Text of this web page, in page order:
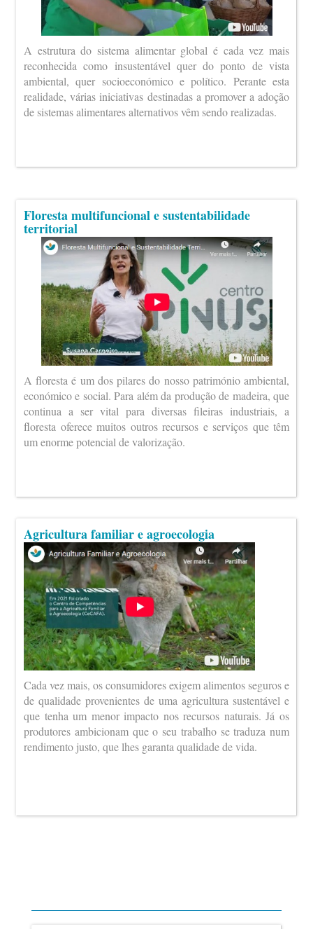
A estrutura do sistema alimentar global é cada vez mais
reconhecida como insustentável quer do ponto de vista
ambiental, quer socioeconómico e político. Perante esta
realidade, várias iniciativas destinadas a promover a adoção
de sistemas alimentares alternativos vêm sendo realizadas.
Floresta multifuncional e sustentabilidade
territorial
A floresta é um dos pilares do nosso património ambiental,
económico e social. Para além da produção de madeira, que
continua a ser vital para diversas fileiras industriais, a
floresta oferece muitos outros recursos e serviços que têm
um enorme potencial de valorização.
Agricultura familiar e agroecologia
Cada vez mais, os consumidores exigem alimentos seguros e
de qualidade provenientes de uma agricultura sustentável e
que tenha um menor impacto nos recursos naturais. Já os
produtores ambicionam que o seu trabalho se traduza num
rendimento justo, que lhes garanta qualidade de vida.